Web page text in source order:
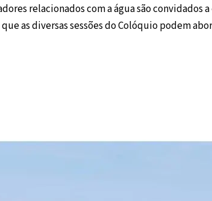
relacionados com a água são convidados
as diversas sessões do Colóquio podem